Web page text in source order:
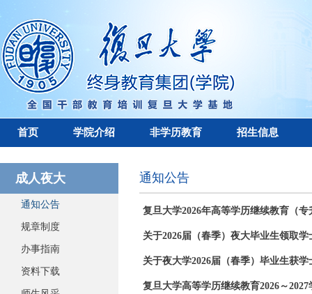
首页 学院介绍 非学历教育 招生信息
成人夜大
通知公告
规章制度
办事指南
资料下载
通知公告
复旦大学2026年高等学历继续教育（
关于2026届（春季）夜大毕业生领取
关于夜大学2026届（春季）毕业生获
复旦大学高等学历继续教育2026～